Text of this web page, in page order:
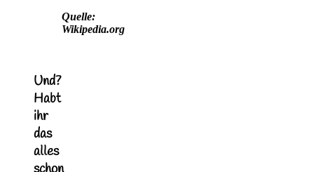
Quelle:
Wikipedia.org
Und?
Habt
ihr
das
alles